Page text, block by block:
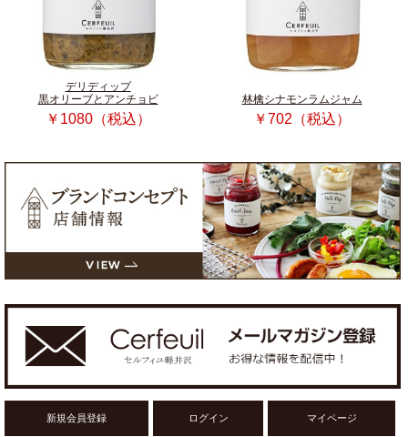
デリディップ
黒オリーブとアンチョビ
￥1080（税込）
林檎シナモンラムジャム
￥702（税込）
新規会員登録 ログイン マイページ